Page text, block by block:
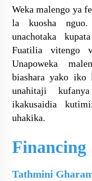
Weka malengo ya
la kuosha
unachotaka
Fuatilia vitengo
Unapoweka
biashara yako iko
unahitaji
ikakusaidia
uhakika.
Financing
Tathmini